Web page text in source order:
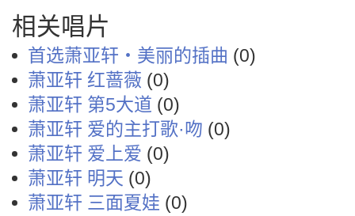
相关唱片
首选萧亚轩‧美丽的插曲 (0)
萧亚轩 红蔷薇 (0)
萧亚轩 第5大道 (0)
萧亚轩 爱的主打歌·吻 (0)
萧亚轩 爱上爱 (0)
萧亚轩 明天 (0)
萧亚轩 三面夏娃 (0)